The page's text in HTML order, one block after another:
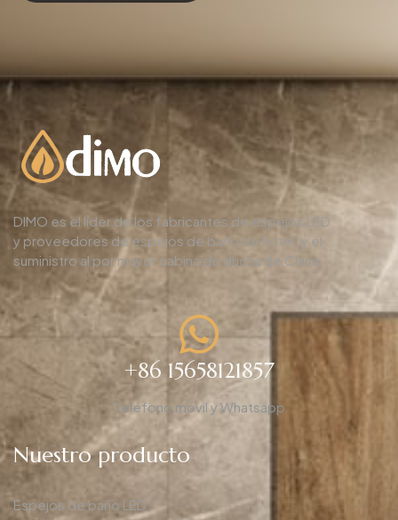
DIMO es el líder de los fabricantes de espejos LED
y proveedores de espejos de baño de hotel, y el
suministro al por mayor cabina de ducha de China.
+86 15658121857
Teléfono móvil y Whatsapp
Nuestro producto
Espejos de baño LED